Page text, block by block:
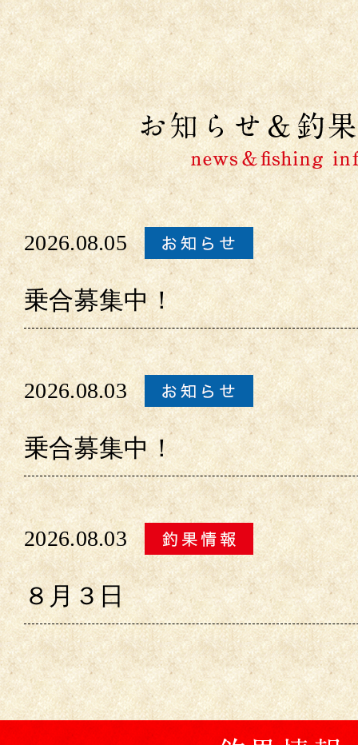
2026.08.05
乗合募集中！
2026.08.03
乗合募集中！
2026.08.03
８月３日